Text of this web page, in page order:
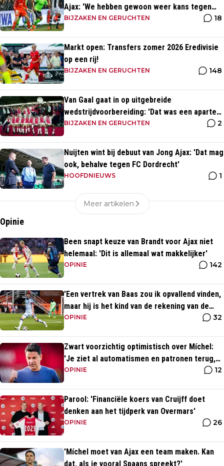
Ajax: 'We hebben gewoon weer kans tegen
Ajax'
BIJZAKEN EN GERUCHTEN 18
Markt open: Transfers zomer 2026 Eredivisie
op een rij!
BIJZAKEN EN GERUCHTEN 148
Van Gaal gaat in op uitgebreide
wedstrijdvoorbereiding: 'Dat was een aparte
discipline, een ritme'
BIJZAKEN EN GERUCHTEN 2
Nuijten wint bij debuut van Jong Ajax: 'Dat mag
ook, behalve tegen FC Dordrecht'
HOOFDNIEUWS 1
Meer artikelen
Opinie
Been snapt keuze van Brandt voor Ajax niet
helemaal: 'Dit is allemaal wat makkelijker'
OPINIE 142
'Een vertrek van Baas zou ik opvallend vinden,
maar hij is het kind van de rekening van de
komst van Blind'
OPINIE 32
Zwart voorzichtig optimistisch over Míchel:
'Je ziet al automatismen en patronen terug,
maar...'
OPINIE 12
Parool: 'Financiële koers van Cruijff doet
denken aan het tijdperk van Overmars'
OPINIE 26
'Míchel moet van Ajax een team maken. Kan
dat, als je vooral Spaans spreekt?'